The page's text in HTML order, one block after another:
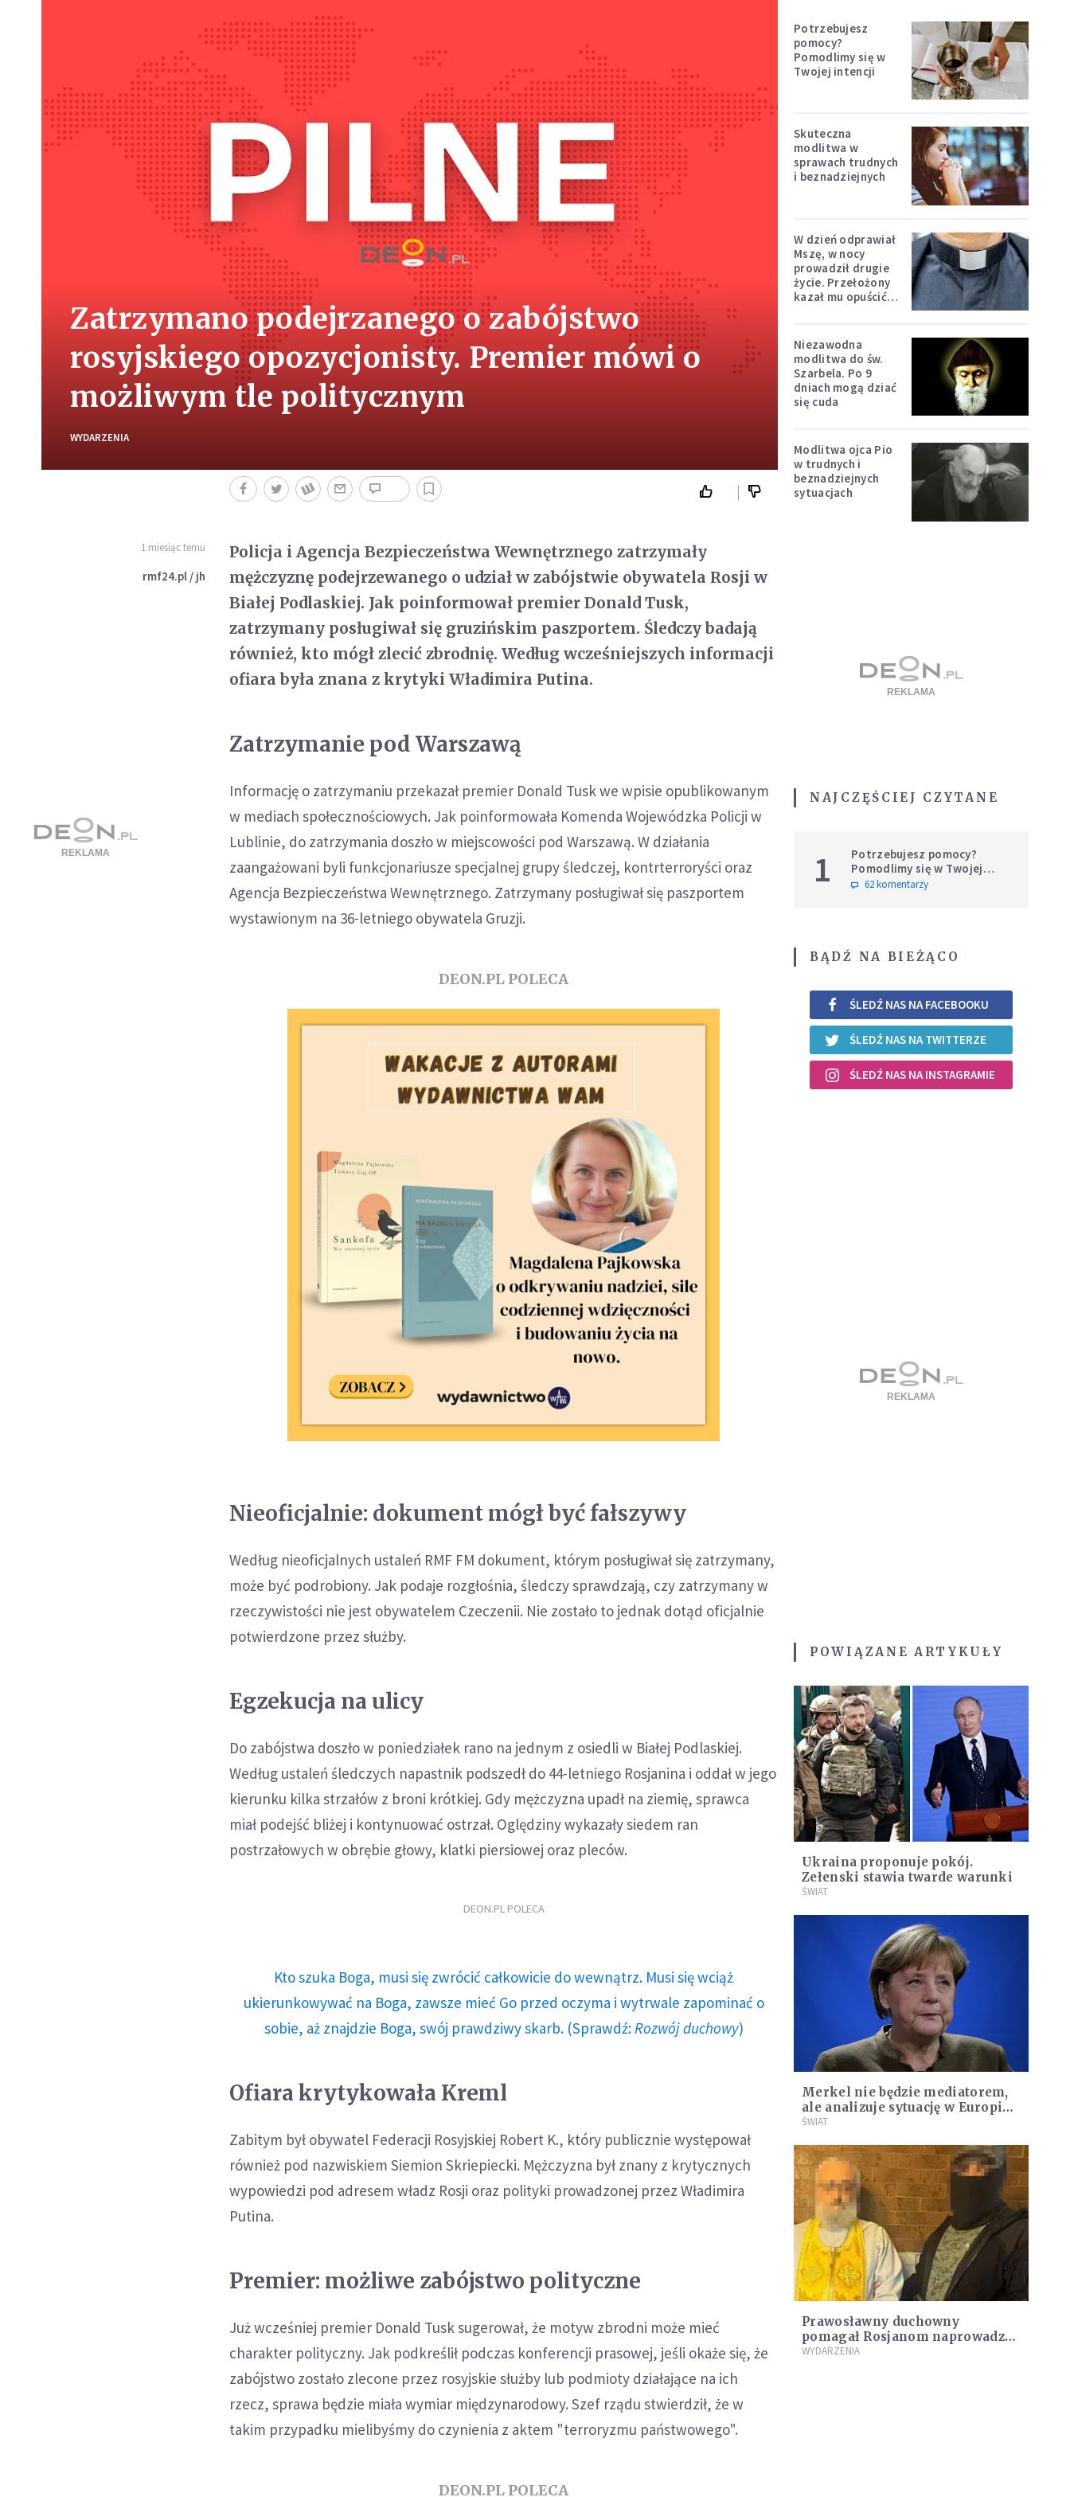
Zatrzymano podejrzanego o zabójstwo
rosyjskiego opozycjonisty. Premier mówi o
możliwym tle politycznym
WYDARZENIA
1 miesiąc temu
rmf24.pl / jh
Policja i Agencja Bezpieczeństwa Wewnętrznego zatrzymały
mężczyznę podejrzewanego o udział w zabójstwie obywatela Rosji w
Białej Podlaskiej. Jak poinformował premier Donald Tusk,
zatrzymany posługiwał się gruzińskim paszportem. Śledczy badają
również, kto mógł zlecić zbrodnię. Według wcześniejszych informacji
ofiara była znana z krytyki Władimira Putina.
Zatrzymanie pod Warszawą
Informację o zatrzymaniu przekazał premier Donald Tusk we wpisie opublikowanym
w mediach społecznościowych. Jak poinformowała Komenda Wojewódzka Policji w
Lublinie, do zatrzymania doszło w miejscowości pod Warszawą. W działania
zaangażowani byli funkcjonariusze specjalnej grupy śledczej, kontrterroryści oraz
Agencja Bezpieczeństwa Wewnętrznego. Zatrzymany posługiwał się paszportem
wystawionym na 36-letniego obywatela Gruzji.
DEON.PL POLECA
Nieoficjalnie: dokument mógł być fałszywy
Według nieoficjalnych ustaleń RMF FM dokument, którym posługiwał się zatrzymany,
może być podrobiony. Jak podaje rozgłośnia, śledczy sprawdzają, czy zatrzymany w
rzeczywistości nie jest obywatelem Czeczenii. Nie zostało to jednak dotąd oficjalnie
potwierdzone przez służby.
Egzekucja na ulicy
Do zabójstwa doszło w poniedziałek rano na jednym z osiedli w Białej Podlaskiej.
Według ustaleń śledczych napastnik podszedł do 44-letniego Rosjanina i oddał w jego
kierunku kilka strzałów z broni krótkiej. Gdy mężczyzna upadł na ziemię, sprawca
miał podejść bliżej i kontynuować ostrzał. Oględziny wykazały siedem ran
postrzałowych w obrębie głowy, klatki piersiowej oraz pleców.
DEON.PL POLECA
Kto szuka Boga, musi się zwrócić całkowicie do wewnątrz. Musi się wciąż
ukierunkowywać na Boga, zawsze mieć Go przed oczyma i wytrwale zapominać o
sobie, aż znajdzie Boga, swój prawdziwy skarb. (Sprawdź: Rozwój duchowy)
Ofiara krytykowała Kreml
Zabitym był obywatel Federacji Rosyjskiej Robert K., który publicznie występował
również pod nazwiskiem Siemion Skriepiecki. Mężczyzna był znany z krytycznych
wypowiedzi pod adresem władz Rosji oraz polityki prowadzonej przez Władimira
Putina.
Premier: możliwe zabójstwo polityczne
Już wcześniej premier Donald Tusk sugerował, że motyw zbrodni może mieć
charakter polityczny. Jak podkreślił podczas konferencji prasowej, jeśli okaże się, że
zabójstwo zostało zlecone przez rosyjskie służby lub podmioty działające na ich
rzecz, sprawa będzie miała wymiar międzynarodowy. Szef rządu stwierdził, że w
takim przypadku mielibyśmy do czynienia z aktem "terroryzmu państwowego".
DEON.PL POLECA
Potrzebujesz
pomocy?
Pomodlimy się w
Twojej intencji
Skuteczna
modlitwa w
sprawach trudnych
i beznadziejnych
W dzień odprawiał
Mszę, w nocy
prowadził drugie
życie. Przełożony
kazał mu opuścić
Niezawodna
modlitwa do św.
Szarbela. Po 9
dniach mogą dziać
się cuda
Modlitwa ojca Pio
w trudnych i
beznadziejnych
sytuacjach
NAJCZĘŚCIEJ CZYTANE
1
Potrzebujesz pomocy?
Pomodlimy się w Twojej
intencji
62 komentarzy
BĄDŹ NA BIEŻĄCO
ŚLEDŹ NAS NA FACEBOOKU
ŚLEDŹ NAS NA TWITTERZE
ŚLEDŹ NAS NA INSTAGRAMIE
POWIĄZANE ARTYKUŁY
Ukraina proponuje pokój.
Zełenski stawia twarde warunki
ŚWIAT
Merkel nie będzie mediatorem,
ale analizuje sytuację w Europie:
Niedocenianie Putina byłoby
ŚWIAT
Prawosławny duchowny
pomagał Rosjanom naprowadzać
rakiety. Został zatrzymany przez
WYDARZENIA